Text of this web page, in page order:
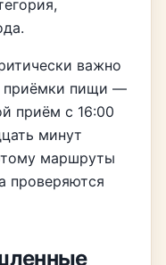
важно
приёмки пищи —
приём с 16:00
минут
маршруты
проверяются